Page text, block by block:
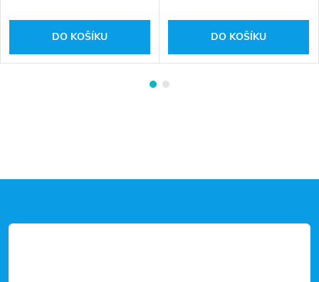
DO KOŠÍKU DO KOŠÍKU
á